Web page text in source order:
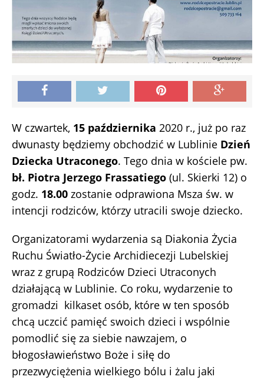
W czwartek, 15 października 2020 r., już po raz
dwunasty będziemy obchodzić w Lublinie Dzień
Dziecka Utraconego. Tego dnia w kościele pw.
bł. Piotra Jerzego Frassatiego (ul. Skierki 12) o
godz. 18.00 zostanie odprawiona Msza św. w
intencji rodziców, którzy utracili swoje dziecko.
Organizatorami wydarzenia są Diakonia Życia
Ruchu Światło-Życie Archidiecezji Lubelskiej
wraz z grupą Rodziców Dzieci Utraconych
działającą w Lublinie. Co roku, wydarzenie to
gromadzi kilkaset osób, które w ten sposób
chcą uczcić pamięć swoich dzieci i wspólnie
pomodlić się za siebie nawzajem, o
błogosławieństwo Boże i siłę do
przezwyciężenia wielkiego bólu i żalu jaki